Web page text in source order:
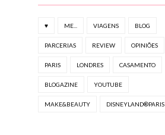
♥ ME... VIAGENS BLOG
PARCERIAS REVIEW OPINIÕES
PARIS LONDRES CASAMENTO
BLOGAZINE YOUTUBE
MAKE&BEAUTY DISNEYLAND®PARIS